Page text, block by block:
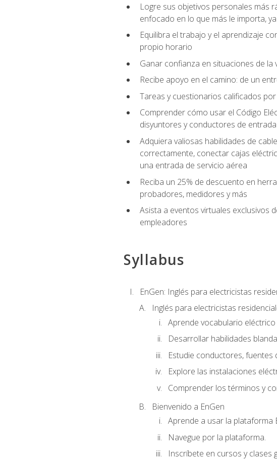
Logre sus objetivos personales más
enfocado en lo que más le importa,
Equilibra el trabajo y el aprendizaje
propio horario
Ganar confianza en situaciones de
Recibe apoyo en el camino: de un
Tareas y cuestionarios calificados
Comprender cómo usar el Código
disyuntores y conductores de
Adquiera valiosas habilidades de
correctamente, conectar cajas
una entrada de servicio aérea
Reciba un 25% de descuento en
probadores, medidores y más
Asista a eventos virtuales exclusivos
empleadores
Syllabus
EnGen: Inglés para electricistas
Inglés para electricistas
Aprende vocabulario
Desarrollar habilidades
Estudie conductores, fuentes
Explore las instalaciones
Comprender los términos y
Bienvenido a EnGen
Aprende a usar la plataforma
Navegue por la plataforma.
Inscríbete en cursos y clases